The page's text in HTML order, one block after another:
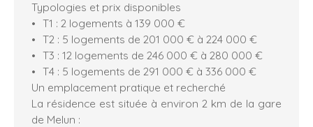
Typologies et prix disponibles
T1 : 2 logements à 139 000 €
T2 : 5 logements de 201 000 € à 224 000 €
T3 : 12 logements de 246 000 € à 280 000 €
T4 : 5 logements de 291 000 € à 336 000 €
Un emplacement pratique et recherché
La résidence est située à environ 2 km de la gare
de Melun :